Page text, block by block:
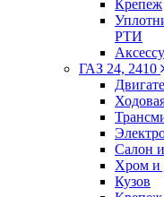
Крепеж
РТИ
ГАЗ 24, 2410
Салон
Хром и
Кузов